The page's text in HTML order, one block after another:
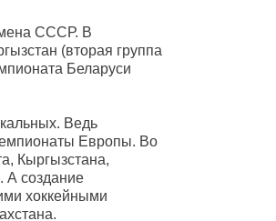
СССР. В
(вторая группа
Беларуси
Ведь
Европы. Во
Кыргызстана,
А создание
хоккейными